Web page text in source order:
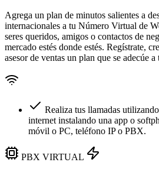
Agrega un plan de minutos salientes a
internacionales a tu Número Virtual de
seres queridos, amigos o contactos de
mercado estés donde estés. Regístrate,
asesor de ventas un plan que se adecúe a
Realiza tus llamadas
internet instalando una app o
móvil o PC, teléfono IP o PBX.
PBX VIRTUAL